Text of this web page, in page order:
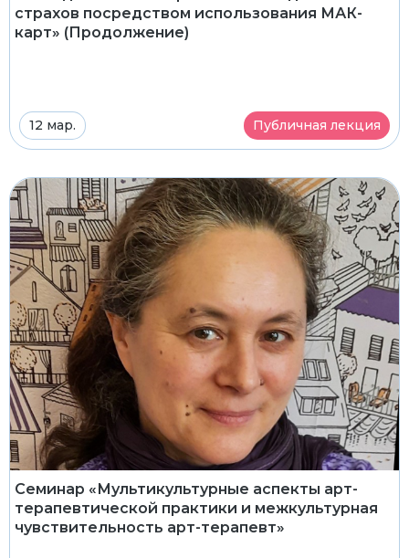
страхов посредством использования МАК-
карт» (Продолжение)
12 мар. Публичная лекция
Семинар «Мультикультурные аспекты арт-
терапевтической практики и межкультурная
чувствительность арт-терапевт»